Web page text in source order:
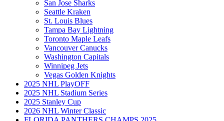
San Jose Sharks
Seattle Kraken
St. Louis Blues
Tampa Bay Lightning
Toronto Maple Leafs
Vancouver Canucks
Washington Capitals
Winnipeg Jets
Vegas Golden Knights
2025 NHL PlayOFF
2025 NHL Stadium Series
2025 Stanley Cup
2026 NHL Winter Classic